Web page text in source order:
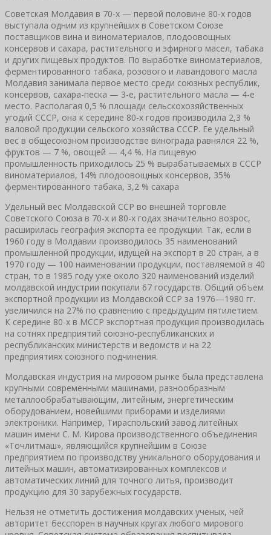
Советская Молдавия в 70-х — первой половине 80-х годов
выступала одним из крупнейших в Советском Союзе
поставщиков вина и виноматериалов, плодоовощных
консервов и сахара, растительного и эфирного масел, табака
и других пищевых продуктов. По выработке виноматериалов,
ферментированного табака, розового и лавандового масла
Молдавия занимала первое место среди союзных республик,
консервов, сахара-песка — 3-е, растительного масла — 4-е
место. Располагая 0,5 % площади сельскохозяйственных
угодий СССР, она к середине 80-х годов производила 2,3 %
валовой продукции сельского хозяйства СССР. Ее удельный
вес в общесоюзном производстве винограда равнялся 22 %,
фруктов — 7 %, овощей — 4,4 %. На пищевую
промышленность приходилось 25 % вырабатываемых в СССР
виноматериалов, 14% плодоовощных консервов, 35%
ферментированного табака, 3,2 % сахара
Удельный вес Молдавской ССР во внешней торговле
Советского Союза в 70-х и 80-х годах значительно возрос,
расширилась география экспорта ее продукции. Так, если в
1960 году в Молдавии производилось 35 наименований
промышленной продукции, идущей на экспорт в 20 стран, а в
1970 году — 100 наименовании продукции, поставляемой в 40
стран, то в 1985 году уже около 320 наименований изделий
молдавской индустрии покупали 67 государств. Общий объем
экспортной продукции из Молдавской ССР за 1976—1980 гг.
увеличился на 27% по сравнению с предыдущим пятилетием.
К середине 80-х в МССР экспортная продукция производилась
на сотнях предприятий союзно-республиканских и
республиканских министерств и ведомств и на 22
предприятиях союзного подчинения.
Молдавская индустрия на мировом рынке была представлена
крупными современными машинами, разнообразным
металлообрабатывающим, литейным, энергетическим
оборудованием, новейшими приборами и изделиями
электроники. Например, Тираспольский завод литейных
машин имени С. М. Кирова производственного объединения
«Точлитмаш», являющийся крупнейшим в Союзе
предприятием по производству уникального оборудования и
литейных машин, автоматизированных комплексов и
автоматических линий для точного литья, производит
продукцию для 30 зарубежных государств.
Нельзя не отметить достижения молдавских ученых, чей
авторитет бесспорен в научных кругах любого мирового